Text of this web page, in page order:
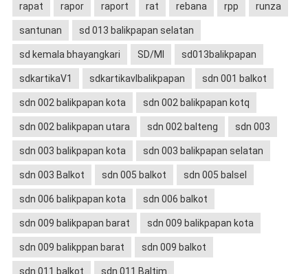
rapat rapor raport rat rebana rpp runza
santunan sd 013 balikpapan selatan
sd kemala bhayangkari SD/MI sd013balikpapan
sdkartikaV1 sdkartikavIbalikpapan sdn 001 balkot
sdn 002 balikpapan kota sdn 002 balikpapan kotq
sdn 002 balikpapan utara sdn 002 balteng sdn 003
sdn 003 balikpapan kota sdn 003 balikpapan selatan
sdn 003 Balkot sdn 005 balkot sdn 005 balsel
sdn 006 balikpapan kota sdn 006 balkot
sdn 009 balikpapan barat sdn 009 balikpapan kota
sdn 009 balikppan barat sdn 009 balkot
sdn 011 balkot sdn 011 Baltim